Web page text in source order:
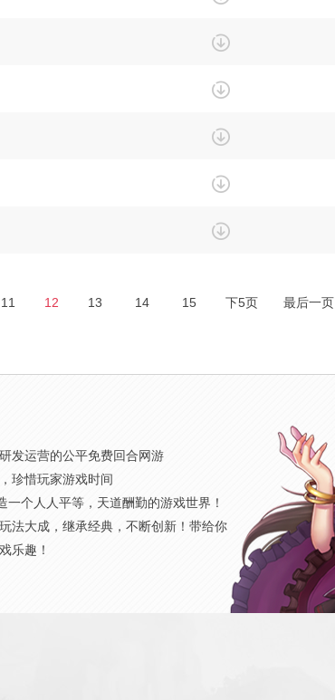
11 12 13 14 15 下5页 最后一页
发运营的公平免费回合网游
珍惜玩家游戏时间
个人人平等，天道酬勤的游戏世界！
法大成，继承经典，不断创新！带给你
乐趣！